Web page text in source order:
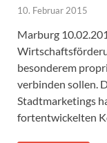
10. Februar 2015
Marburg
besonderem
verbinden sollen.
Stadtmarketings
fortentwickelten